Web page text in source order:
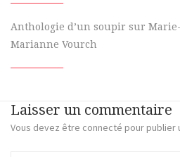
Anthologie d’un soupir sur
Marianne Vourch
Laisser un commentaire
Vous devez être connecté pour publier